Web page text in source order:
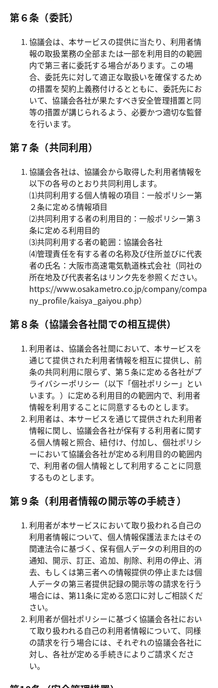
第６条（委託）
協議会は、本サービスの提供に当たり、利用者情
報の取扱業務の全部または一部を利用目的の範囲
内で第三者に委託する場合があります。この場
合、委託先に対して適正な取扱いを確保するため
の措置を契約上義務付けるとともに、委託先にお
いて、協議会各社が果たすべき安全管理措置と同
等の措置が講じられるよう、必要かつ適切な監督
を行います。
第７条（共同利用）
協議会各社は、協議会から取得した利用者情報を
以下の各号のとおり共同利用します。
⑴共同利用する個人情報の項目：一般ポリシー第
２条に定める情報項目
⑵共同利用する者の利用目的：一般ポリシー第３
条に定める利用目的
⑶共同利用する者の範囲：協議会各社
⑷管理責任を有する者の名称及び住所並びに代表
者の氏名：大阪市高速電気軌道株式会社（同社の
所在地及び代表者名はリンク先を参照ください。
https://www.osakametro.co.jp/company/compa
ny_profile/kaisya_gaiyou.php）
第８条（協議会各社間での相互提供）
利用者は、協議会各社間において、本サービスを
通じて提供された利用者情報を相互に提供し、前
条の共同利用に限らず、第５条に定める各社がプ
ライバシーポリシー（以下「個社ポリシー」とい
います。）に定める利用目的の範囲内で、利用者
情報を利用することに同意するものとします。
利用者は、本サービスを通じて提供された利用者
情報に関し、協議会各社が保有する利用者に関す
る個人情報と照合、紐付け、付加し、個社ポリシ
ーにおいて協議会各社が定める利用目的の範囲内
で、利用者の個人情報として利用することに同意
するものとします。
第９条（利用者情報の開示等の手続き）
利用者が本サービスにおいて取り扱われる自己の
利用者情報について、個人情報保護法またはその
関連法令に基づく、保有個人データの利用目的の
通知、開示、訂正、追加、削除、利用の停止、消
去、もしくは第三者への情報提供の停止または個
人データの第三者提供記録の開示等の請求を行う
場合には、第11条に定める窓口に対しご相談くだ
さい。
利用者が個社ポリシーに基づく協議会各社におい
て取り扱われる自己の利用者情報について、同様
の請求を行う場合には、それぞれの協議会各社に
対し、各社が定める手続きによりご請求くださ
い。